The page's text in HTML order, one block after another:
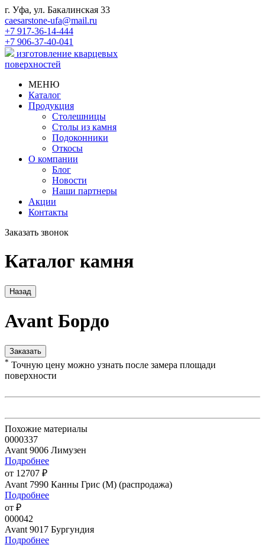
г. Уфа, ул. Бакалинская 33
caesarstone-ufa@mail.ru
+7 917-36-14-444
+7 906-37-40-041
изготовление кварцевых
поверхностей
МЕНЮ
Каталог
Продукция
Столешницы
Столы из камня
Подоконники
Откосы
О компании
Блог
Новости
Наши партнеры
Акции
Контакты
Заказать звонок
Каталог камня
Назад
Avant Бордо
Заказать
* Точную цену можно узнать после замера площади
поверхности
Похожие материалы
0000337
Avant 9006 Лимузен
Подробнее
от 12707 ₽
Avant 7990 Канны Грис (М) (распродажа)
Подробнее
от ₽
000042
Avant 9017 Бургундия
Подробнее